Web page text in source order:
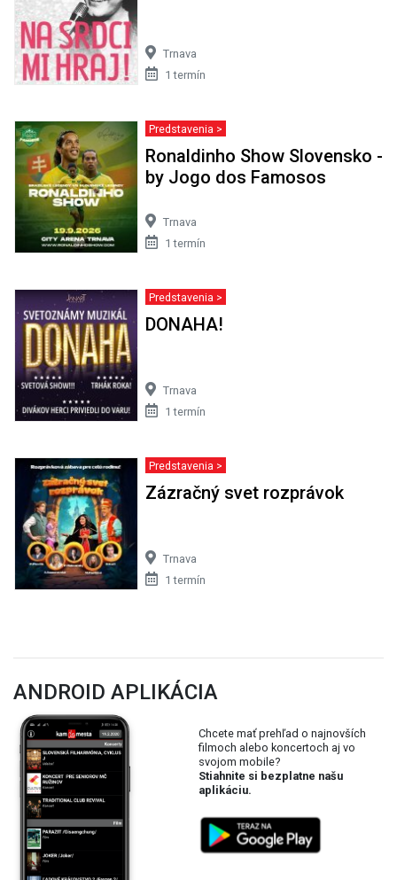
Trnava
1 termín
Predstavenia >
Ronaldinho Show Slovensko -
by Jogo dos Famosos
Trnava
1 termín
Predstavenia >
DONAHA!
Trnava
1 termín
Predstavenia >
Zázračný svet rozprávok
Trnava
1 termín
ANDROID APLIKÁCIA
Chcete mať prehľad o najnovších
filmoch alebo koncertoch aj vo
svojom mobile?
Stiahnite si bezplatne našu
aplikáciu.